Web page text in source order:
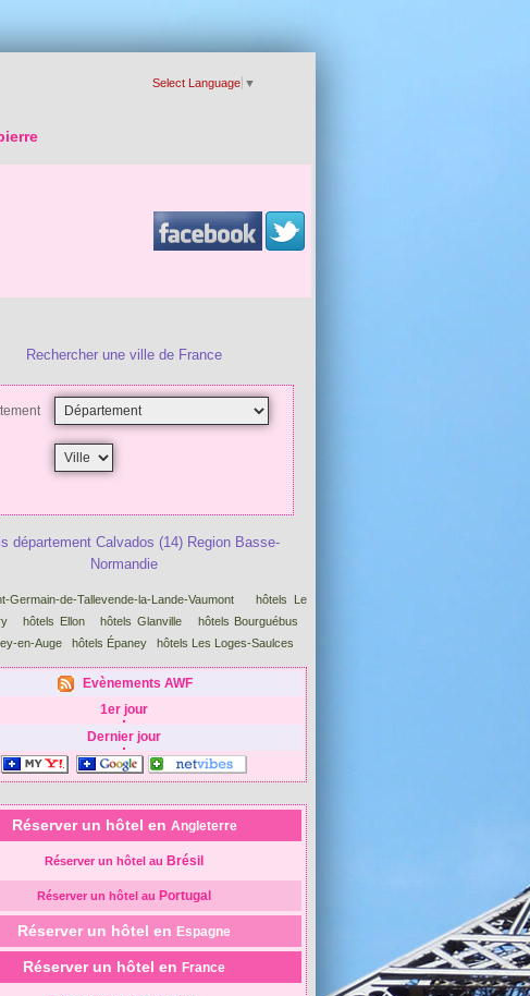
Select Language ▼
Rechercher une ville de France
département Calvados (14) Region Basse-
Normandie
Germain-de-Tallevende-la-Lande-Vaumont
hôtels Le
hôtels Ellon hôtels Glanville
hôtels Bourguébus
en-Auge
hôtels Épaney hôtels Les Loges-Saulces
Evènements AWF
1er jour
Dernier jour
Réserver un hôtel en Angleterre
Réserver un hôtel au Brésil
Réserver un hôtel au Portugal
Réserver un hôtel en Espagne
Réserver un hôtel en France